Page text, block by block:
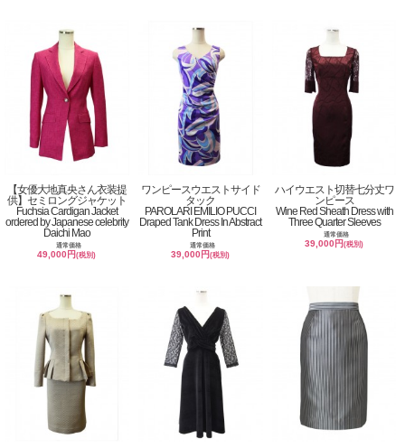
【女優大地真央さん衣装提
供】セミロングジャケット
Fuchsia Cardigan Jacket
ordered by Japanese celebrity
Daichi Mao
通常価格
49,000円(税別)
ワンピースウエストサイド
タック
PAROLARI EMILIO PUCCI
Draped Tank Dress In Abstract
Print
通常価格
39,000円(税別)
ハイウエスト切替七分丈ワ
ンピース
Wine Red Sheath Dress with
Three Quarter Sleeves
通常価格
39,000円(税別)